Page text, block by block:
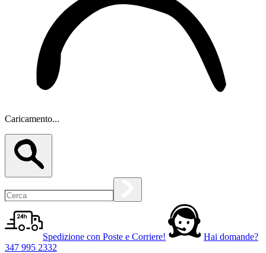
Caricamento...
Spedizione con Poste e Corriere!
Hai domande?
347 995 2332